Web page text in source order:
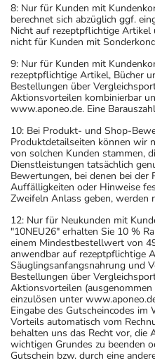
8: Nur für Kunden mit
berechnet sich abzüglich ggf.
Nicht auf rezeptpflichtige
nicht für Kunden mit
9: Nur für Kunden mit
rezeptpflichtige Artikel, Bücher
Bestellungen über
Aktionsvorteilen kombinierbar
www.aponeo.de. Eine
10: Bei Produkt- und Shop-
Produktdetailseiten können wir
von solchen Kunden stammen,
Dienstleistungen tatsächlich
Bewertungen, bei denen bei
Auffälligkeiten oder Hinweise
Zweifeln Anlass geben, werden
12: Nur für Neukunden mit
"10NEU26" erhalten Sie 10 %
einem Mindestbestellwert von
anwendbar auf rezeptpflichtige
Säuglingsanfangsnahrung und
Bestellungen über
Aktionsvorteilen
einzulösen unter
Eingabe des Gutscheincodes
Vorteils automatisch vom
behalten uns das Recht vor, die
wichtigen Grundes zu beenden
Gutschein bzw. durch eine